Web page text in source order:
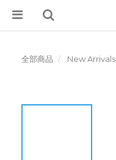
全部商品 New Arrivals